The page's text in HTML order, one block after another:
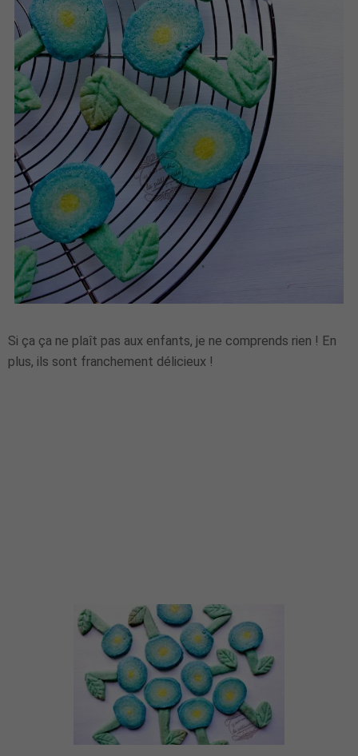
Si ça ça ne plaît pas aux enfants, je ne comprends rien ! En
plus, ils sont franchement délicieux !